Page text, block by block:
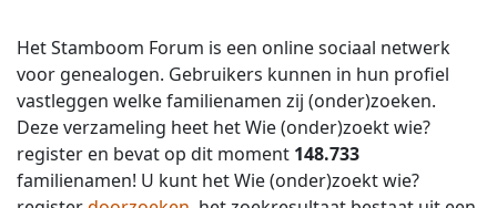
Het Stamboom Forum is een online sociaal netwerk
voor genealogen. Gebruikers kunnen in hun profiel
vastleggen welke familienamen zij (onder)zoeken.
Deze verzameling heet het Wie (onder)zoekt wie?
register en bevat op dit moment 148.733
familienamen! U kunt het Wie (onder)zoekt wie?